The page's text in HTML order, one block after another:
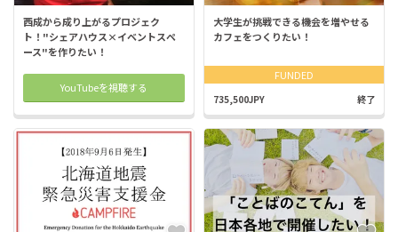
西成から成り上がるプロジェク
ト！"シェアハウス×イベントスペ
ース"を作りたい！
YouTubeを視聴する
大学生が挑戦できる機会を増やせる
カフェをつくりたい！
FUNDED
735,500JPY 終了